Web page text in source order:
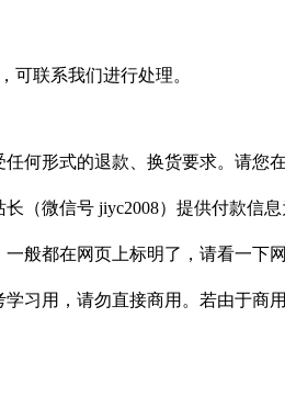
可联系我们进行处理。
何形式的退款、换货要求。请您
（微信号 jiyc2008）提供付款信息
般都在网页上标明了，请看一下
习用，请勿直接商用。若由于商